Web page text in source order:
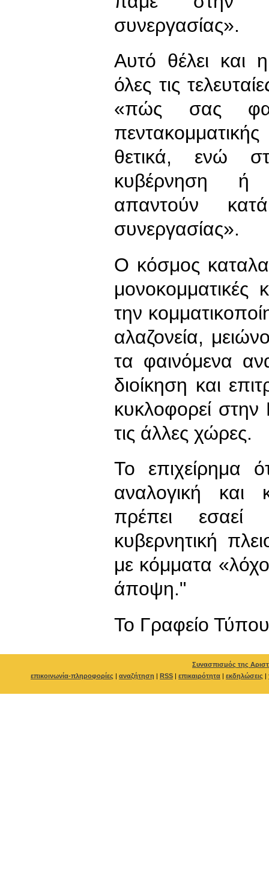
συνεργασίας».
Αυτό θέλει και
όλες τις
«πώς σας
θετικά, ενώ
κυβέρνηση ή
απαντούν
συνεργασίας».
Ο κόσμος
την
αλαζονεία,
τα φαινόμενα
διοίκηση και
κυκλοφορεί
τις άλλες χώρες.
Το επιχείρημα
αναλογική και
πρέπει
κυβερνητική
με κόμματα
άποψη."
To Γραφείο Τύπου
Συνασπισμός της
επικοινωνία-πληροφορίες | αναζήτηση | RSS | επικαιρότητα | εκδηλώσεις |